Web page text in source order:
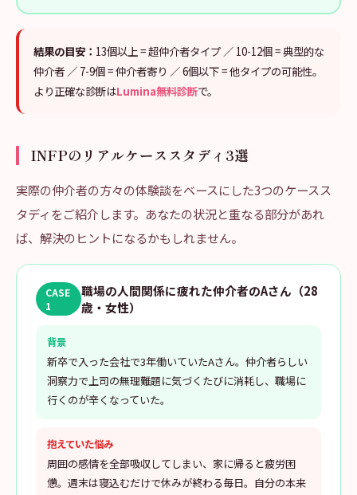
結果の目安： 13個以上 = 超仲介者タイプ ／ 10-12個 = 典型的な
仲介者 ／ 7-9個 = 仲介者寄り ／ 6個以下 = 他タイプの可能性。
より正確な診断はLumina無料診断で。
INFPのリアルケーススタディ3選
実際の仲介者の方々の体験談をベースにした3つのケースス
タディをご紹介します。あなたの状況と重なる部分があれ
ば、解決のヒントになるかもしれません。
CASE
1
職場の人間関係に疲れた仲介者のAさん（28
歳・女性）
背景
新卒で入った会社で3年働いていたAさん。仲介者らしい
洞察力で上司の無理難題に気づくたびに消耗し、職場に
行くのが辛くなっていた。
抱えていた悩み
周囲の感情を全部吸収してしまい、家に帰ると疲労困
憊。週末は寝込むだけで休みが終わる毎日。自分の本来